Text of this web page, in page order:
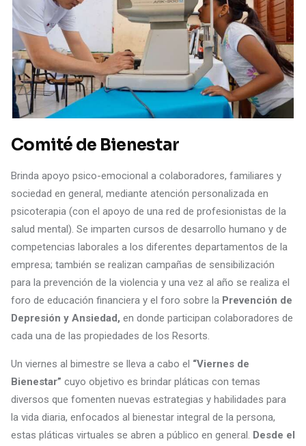
Comité de Bienestar
Brinda apoyo psico-emocional a colaboradores, familiares y
sociedad en general, mediante atención personalizada en
psicoterapia (con el apoyo de una red de profesionistas de la
salud mental). Se imparten cursos de desarrollo humano y de
competencias laborales a los diferentes departamentos de la
empresa; también se realizan campañas de sensibilización
para la prevención de la violencia y una vez al año se realiza el
foro de educación financiera y el foro sobre la Prevención de
Depresión y Ansiedad, en donde participan colaboradores de
cada una de las propiedades de los Resorts.
Un viernes al bimestre se lleva a cabo el “Viernes de
Bienestar” cuyo objetivo es brindar pláticas con temas
diversos que fomenten nuevas estrategias y habilidades para
la vida diaria, enfocados al bienestar integral de la persona,
estas pláticas virtuales se abren a público en general. Desde el